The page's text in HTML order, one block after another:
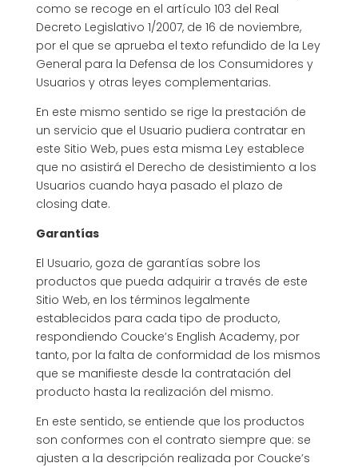
como se recoge en el artículo 103 del Real
Decreto Legislativo 1/2007, de 16 de noviembre,
por el que se aprueba el texto refundido de la Ley
General para la Defensa de los Consumidores y
Usuarios y otras leyes complementarias.
En este mismo sentido se rige la prestación de
un servicio que el Usuario pudiera contratar en
este Sitio Web, pues esta misma Ley establece
que no asistirá el Derecho de desistimiento a los
Usuarios cuando haya pasado el plazo de
closing date.
Garantías
El Usuario, goza de garantías sobre los
productos que pueda adquirir a través de este
Sitio Web, en los términos legalmente
establecidos para cada tipo de producto,
respondiendo Coucke’s English Academy, por
tanto, por la falta de conformidad de los mismos
que se manifieste desde la contratación del
producto hasta la realización del mismo.
En este sentido, se entiende que los productos
son conformes con el contrato siempre que: se
ajusten a la descripción realizada por Coucke’s